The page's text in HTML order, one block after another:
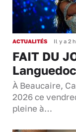
ACTUALITÉS Il y a 2 h
FAIT DU
À Beaucaire,
2026 ce
pleine à…